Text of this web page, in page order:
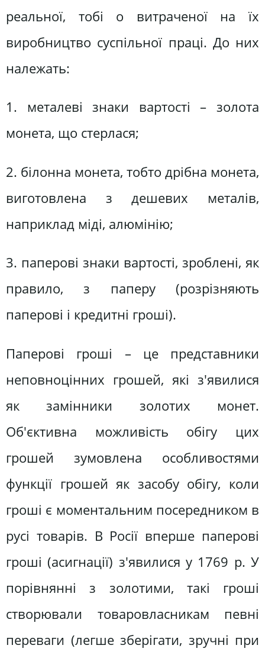
реальної, тобі о витраченої на їх
виробництво суспільної праці. До них
належать:
1. металеві знаки вартості – золота
монета, що стерлася;
2. білонна монета, тобто дрібна монета,
виготовлена з дешевих металів,
наприклад міді, алюмінію;
3. паперові знаки вартості, зроблені, як
правило, з паперу (розрізняють
паперові і кредитні гроші).
Паперові гроші – це представники
неповноцінних грошей, які з'явилися
як замінники золотих монет.
Об'єктивна можливість обігу цих
грошей зумовлена особливостями
функції грошей як засобу обігу, коли
гроші є моментальним посередником в
русі товарів. В Росії вперше паперові
гроші (асигнації) з'явилися у 1769 р. У
порівнянні з золотими, такі гроші
створювали товаровласникам певні
переваги (легше зберігати, зручні при